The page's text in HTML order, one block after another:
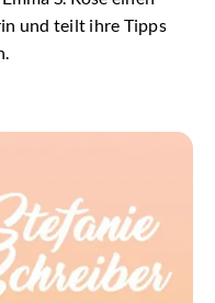
und teilt ihre Tipps